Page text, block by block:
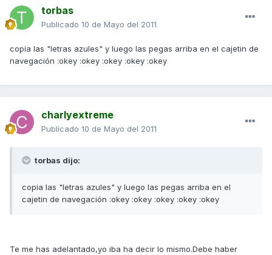
torbas
Publicado 10 de Mayo del 2011
copia las "letras azules" y luego las pegas arriba en el cajetin de
navegación :okey :okey :okey :okey :okey
charlyextreme
Publicado 10 de Mayo del 2011
torbas dijo:
copia las "letras azules" y luego las pegas arriba en el
cajetin de navegación :okey :okey :okey :okey :okey
Te me has adelantado,yo iba ha decir lo mismo.Debe haber